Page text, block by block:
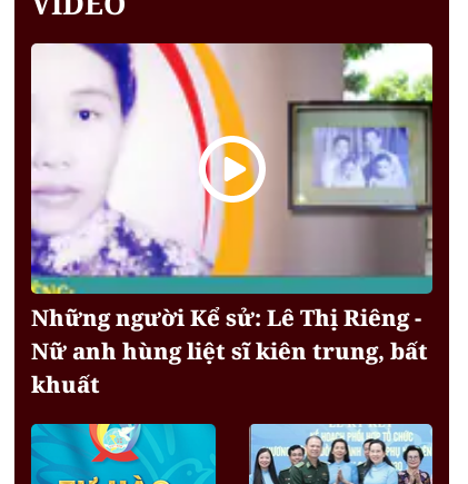
Những người Kể sử: Lê Thị Riêng -
Nữ anh hùng liệt sĩ kiên trung, bất
khuất